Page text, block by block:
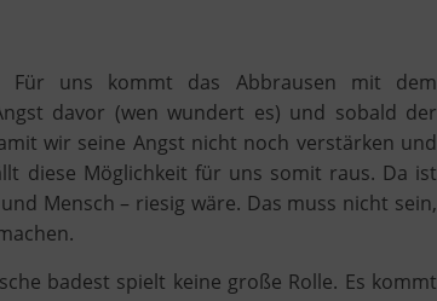
uns kommt das Abbrausen mit dem
davor (wen wundert es) und sobald der
wir seine Angst nicht noch verstärken und
diese Möglichkeit für uns somit raus. Da ist
Mensch – riesig wäre. Das muss nicht sein,
badest spielt keine große Rolle. Es kommt